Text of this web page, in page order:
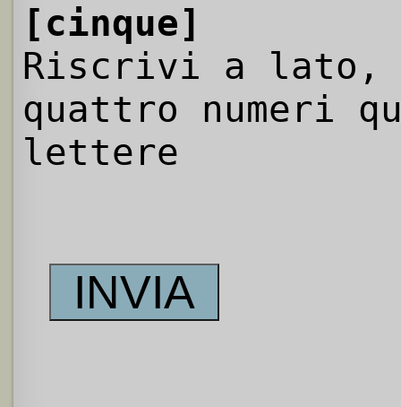
[cinque]
Riscrivi a
quattro numeri
lettere